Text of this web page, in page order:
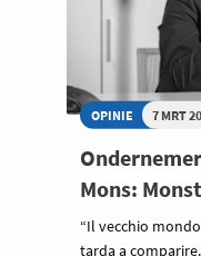
OPINIE 7 MRT
Mons:
“Il vecchio
tarda a